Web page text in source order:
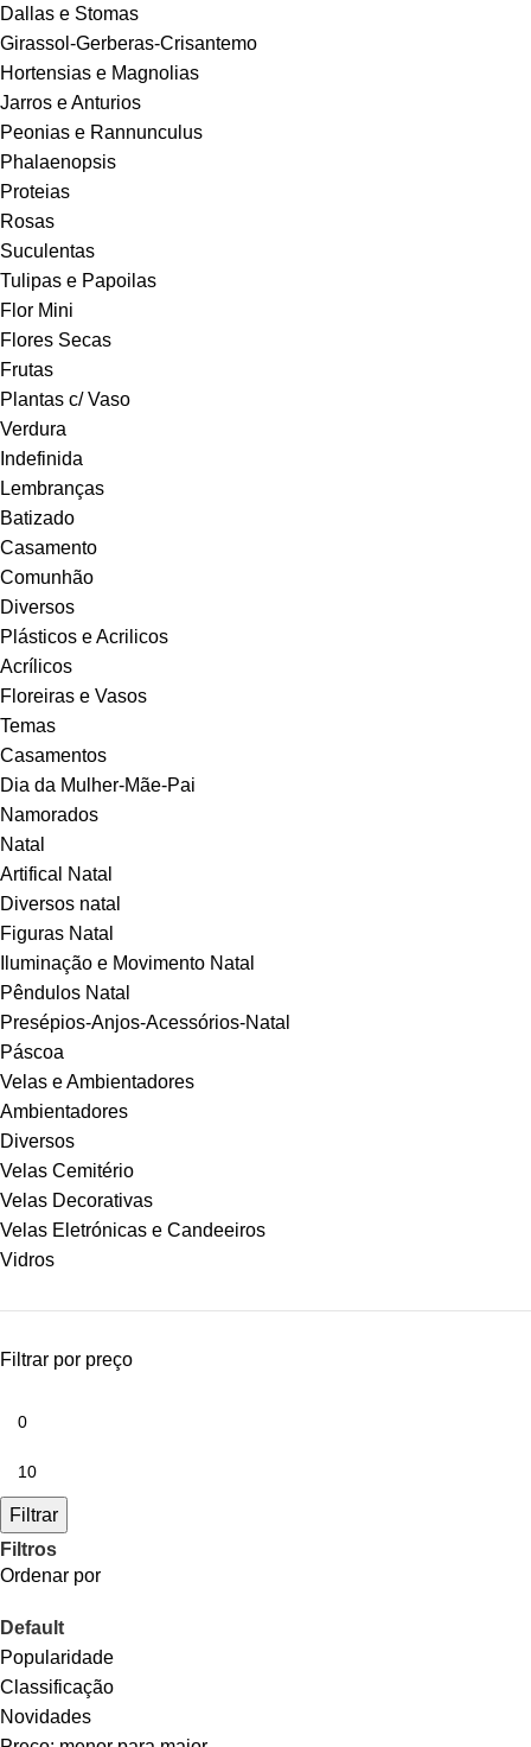
Dallas e Stomas
Girassol-Gerberas-Crisantemo
Hortensias e Magnolias
Jarros e Anturios
Peonias e Rannunculus
Phalaenopsis
Proteias
Rosas
Suculentas
Tulipas e Papoilas
Flor Mini
Flores Secas
Frutas
Plantas c/ Vaso
Verdura
Indefinida
Lembranças
Batizado
Casamento
Comunhão
Diversos
Plásticos e Acrilicos
Acrílicos
Floreiras e Vasos
Temas
Casamentos
Dia da Mulher-Mãe-Pai
Namorados
Natal
Artifical Natal
Diversos natal
Figuras Natal
Iluminação e Movimento Natal
Pêndulos Natal
Presépios-Anjos-Acessórios-Natal
Páscoa
Velas e Ambientadores
Ambientadores
Diversos
Velas Cemitério
Velas Decorativas
Velas Eletrónicas e Candeeiros
Vidros
Filtrar por preço
Filtrar
Filtros
Ordenar por
Default
Popularidade
Classificação
Novidades